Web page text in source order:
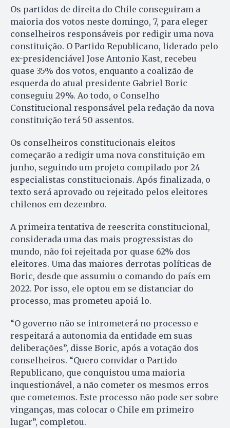
Os partidos de direita do Chile conseguiram a
maioria dos votos neste domingo, 7, para eleger
conselheiros responsáveis por redigir uma nova
constituição. O Partido Republicano, liderado pelo
ex-presidenciável Jose Antonio Kast, recebeu
quase 35% dos votos, enquanto a coalizão de
esquerda do atual presidente Gabriel Boric
conseguiu 29%. Ao todo, o Conselho
Constitucional responsável pela redação da nova
constituição terá 50 assentos.
Os conselheiros constitucionais eleitos
começarão a redigir uma nova constituição em
junho, seguindo um projeto compilado por 24
especialistas constitucionais. Após finalizada, o
texto será aprovado ou rejeitado pelos eleitores
chilenos em dezembro.
A primeira tentativa de reescrita constitucional,
considerada uma das mais progressistas do
mundo, não foi rejeitada por quase 62% dos
eleitores. Uma das maiores derrotas políticas de
Boric, desde que assumiu o comando do país em
2022. Por isso, ele optou em se distanciar do
processo, mas prometeu apoiá-lo.
“O governo não se intrometerá no processo e
respeitará a autonomia da entidade em suas
deliberações”, disse Boric, após a votação dos
conselheiros. “Quero convidar o Partido
Republicano, que conquistou uma maioria
inquestionável, a não cometer os mesmos erros
que cometemos. Este processo não pode ser sobre
vinganças, mas colocar o Chile em primeiro
lugar”, completou.